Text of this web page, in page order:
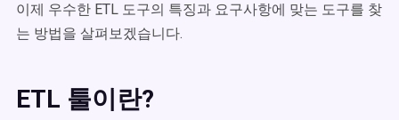
이제 우수한 ETL 도구의 특징과 요구사항에 맞는 도구를 찾
는 방법을 살펴보겠습니다.
ETL 툴이란?